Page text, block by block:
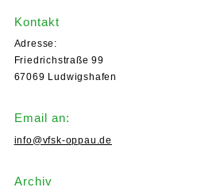
Kontakt
Adresse:
Friedrichstraße 99
67069 Ludwigshafen
Email an:
info@vfsk-oppau.de
Archiv